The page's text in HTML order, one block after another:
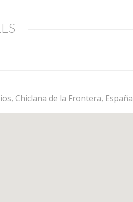
Chiclana de la Frontera, España